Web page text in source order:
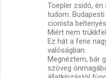
Toepler zsidó,
tudom.
cionista
Miért nem
Ez hát a fene
valóságban.
Megnéztem, bár
szöveg